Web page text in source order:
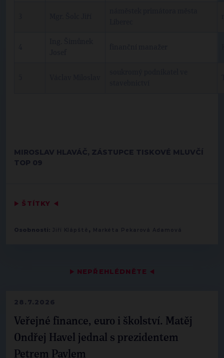
▶ NEPŘEHLÉDNĚTE ◀
28.7.2026
Veřejné finance, euro i školství. Matěj
Ondřej Havel jednal s prezidentem
Petrem Pavlem
MIROSLAV HLAVÁČ, ZÁSTUPCE TISKOVÉ MLUVČÍ
TOP 09
▶ ŠTÍTKY ◀
Osobnosti: Jiří Klápště , Markéta Pekarová Adamová